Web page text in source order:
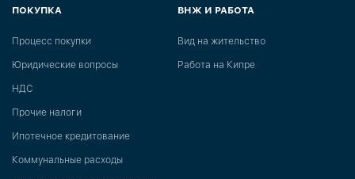
ПОКУПКА
Процесс покупки
Юридические вопросы
НДС
Прочие налоги
Ипотечное кредитование
Коммунальные расходы
ВНЖ И РАБОТА
Вид на жительство
Работа на Кипре